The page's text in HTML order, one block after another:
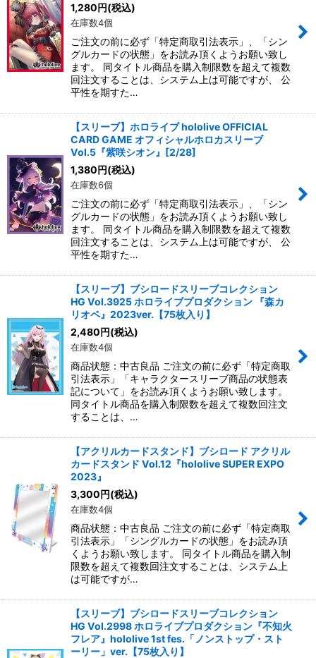
1,280円(税込)
在庫数4個
ご注文の前に必ず「特定商取引法表示」、「シン
グルカードの状態」をお読み頂くようお願い致し
ます。 同タイトル商品を購入制限数を超えて複数
回注文することは、システム上は可能ですが、 公
平性を期すた…
【スリーブ】ホロライブ hololive OFFICIAL
CARD GAME オフィシャルホロカスリーブ
Vol.5『紫咲シオン』[2/28]
1,380円(税込)
在庫数6個
ご注文の前に必ず「特定商取引法表示」、「シン
グルカードの状態」をお読み頂くようお願い致し
ます。 同タイトル商品を購入制限数を超えて複数
回注文することは、システム上は可能ですが、 公
平性を期すた…
【スリーブ】ブシロードスリーブコレクション
HG Vol.3925 ホロライブプロダクション 『森カ
リオペ』2023ver.【75枚入り】
2,480円(税込)
在庫数4個
商品状態：中古良品 ご注文の前に必ず「特定商取
引法表示」「キャラクタースリーブ商品の状態表
記について」をお読み頂くようお願い致します。
同タイトル商品を購入制限数を超えて複数回注文
することは、…
【アクリルカードスタンド】ブシロード アクリル
カードスタンド Vol.12『hololive SUPER EXPO
2023』
3,300円(税込)
在庫数4個
商品状態：中古良品 ご注文の前に必ず「特定商取
引法表示」「シングルカードの状態」をお読み頂
くようお願い致します。 同タイトル商品を購入制
限数を超えて複数回注文することは、システム上
は可能ですが…
【スリーブ】ブシロードスリーブコレクション
HG Vol.2998 ホロライブプロダクション『不知火
フレア』hololive 1st fes.「ノンストップ・スト
ーリー」ver.【75枚入り】